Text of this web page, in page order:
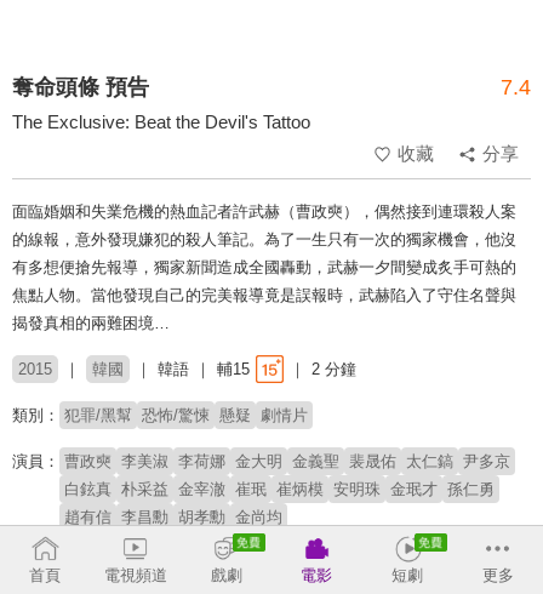
奪命頭條 預告 7.4
The Exclusive: Beat the Devil's Tattoo
收藏
分享
面臨婚姻和失業危機的熱血記者許武赫（曹政奭），偶然接到連環殺人案
的線報，意外發現嫌犯的殺人筆記。為了一生只有一次的獨家機會，他沒
有多想便搶先報導，獨家新聞造成全國轟動，武赫一夕間變成炙手可熱的
焦點人物。當他發現自己的完美報導竟是誤報時，武赫陷入了守住名聲與
揭發真相的兩難困境…
2015 韓國 韓語 輔15 2 分鐘
類別： 犯罪/黑幫 恐怖/驚悚 懸疑 劇情片
演員： 曹政奭 李美淑 李荷娜 金大明 金義聖 裴晟佑 太仁鎬 尹多京
白鉉真 朴采益 金宰澈 崔珉 崔炳模 安明珠 金珉才 孫仁勇
趙有信 李昌勳 胡孝勳 金尚均
導演：
首頁 電視頻道 戲劇 電影 短劇 更多